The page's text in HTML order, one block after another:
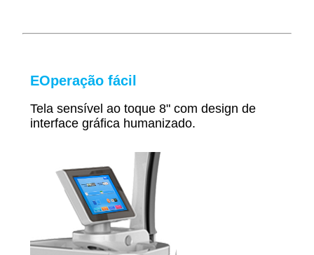
EOperação fácil
Tela sensível ao toque 8" com design de
interface gráfica humanizado.